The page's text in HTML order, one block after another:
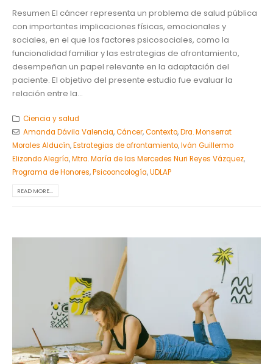
Resumen El cáncer representa un problema de salud pública
con importantes implicaciones físicas, emocionales y
sociales, en el que los factores psicosociales, como la
funcionalidad familiar y las estrategias de afrontamiento,
desempeñan un papel relevante en la adaptación del
paciente. El objetivo del presente estudio fue evaluar la
relación entre la...
Ciencia y salud
Amanda Dávila Valencia,Cáncer,Contexto,Dra. Monserrat
Morales Alducín,Estrategias de afrontamiento,Iván Guillermo
Elizondo Alegría,Mtra. María de las Mercedes Nuri Reyes Vázquez,
Programa de Honores,Psicooncología,UDLAP
READ MORE...